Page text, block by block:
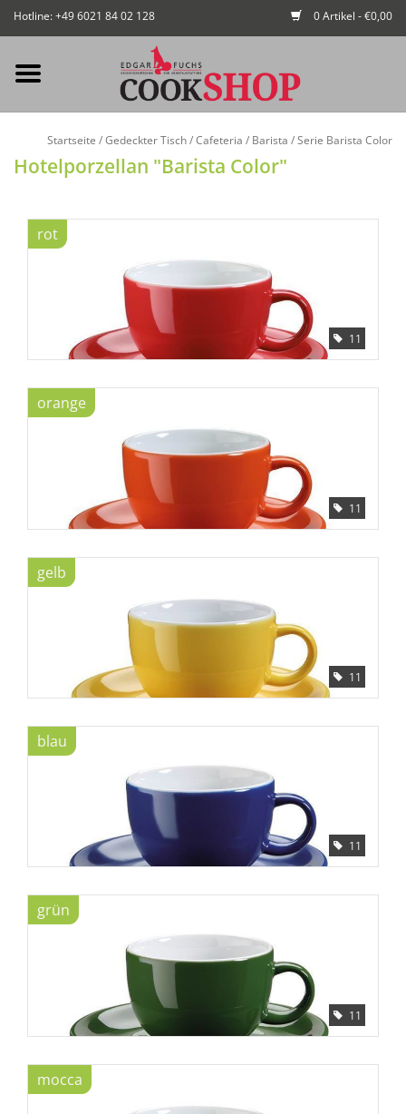
Hotline: +49 6021 84 02 128 0 Artikel - €0,00
anlegen
NEU
Fingerfood
Tafeln
Technik
Fuchs Blog
Startseite /Gedeckter Tisch/Cafeteria / Barista /Serie Barista Color
Hotelporzellan "Barista Color"
rot
11
orange
11
gelb
11
blau
11
grün
11
mocca